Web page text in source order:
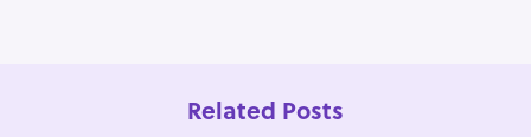
Related Posts